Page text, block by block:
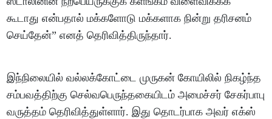
கூடாது என்பதால் மக்களோடு மக்களாக நின்று தரிசனம்
செய்தேன்” எனத் தெரிவித்திருந்தார்.
இந்நிலையில் வல்லக்கோட்டை முருகன் கோயிலில் நிகழ்ந்த
சம்பவத்திற்கு செல்வபெருந்தகையிடம் அமைச்சர் சேகர்பாபு
வருத்தம் தெரிவித்துள்ளார். இது தொடர்பாக அவர் எக்ஸ்